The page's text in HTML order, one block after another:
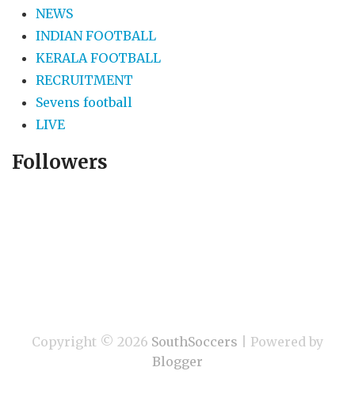
NEWS
INDIAN FOOTBALL
KERALA FOOTBALL
RECRUITMENT
Sevens football
LIVE
Followers
Copyright © 2026 SouthSoccers | Powered by
Blogger